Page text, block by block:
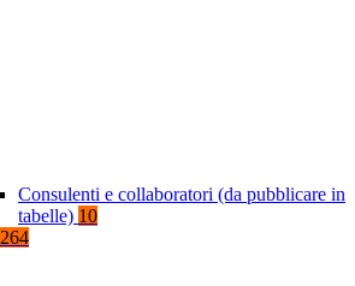
Consulenti e collaboratori (da pubblicare in
tabelle) 10
264